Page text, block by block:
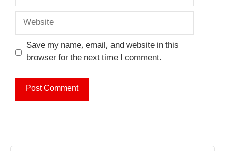
Website
Save my name, email, and website in this
browser for the next time I comment.